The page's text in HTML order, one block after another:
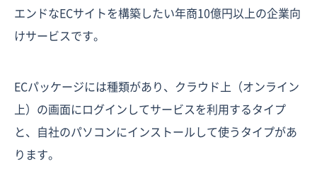
エンドなECサイトを構築したい年商10億円以上の企業向
けサービスです。
ECパッケージには種類があり、クラウド上（オンライン
上）の画面にログインしてサービスを利用するタイプ
と、自社のパソコンにインストールして使うタイプがあ
ります。